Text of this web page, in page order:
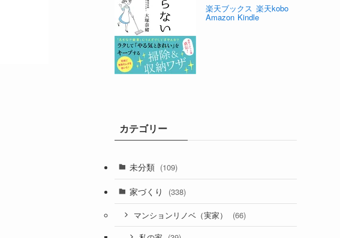
楽天ブックス 楽天kobo
Amazon Kindle
カテゴリー
未分類 (109)
家づくり (338)
マンションリノベ（実家） (66)